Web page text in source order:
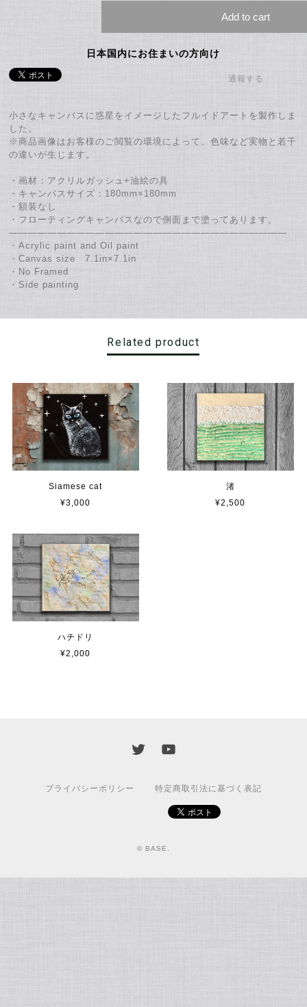
Add to cart
日本国内にお住まいの方向け
通報する
小さなキャンバスに惑星をイメージしたフルイドアートを製作しま
した。
※商品画像はお客様のご閲覧の環境によって、色味など実物と若干
の違いが生じます。
・画材：アクリルガッシュ+油絵の具
・キャンバスサイズ：180mm×180mm
・額装なし
・フローティングキャンバスなので側面まで塗ってあります。
―――――――――――――――――――――――――――――
・Acrylic paint and Oil paint
・Canvas size 7.1in×7.1in
・No Framed
・Side painting
Related product
Siamese cat
¥3,000
渚
¥2,500
ハチドリ
¥2,000
プライバシーポリシー 特定商取引法に基づく表記
© BASE.